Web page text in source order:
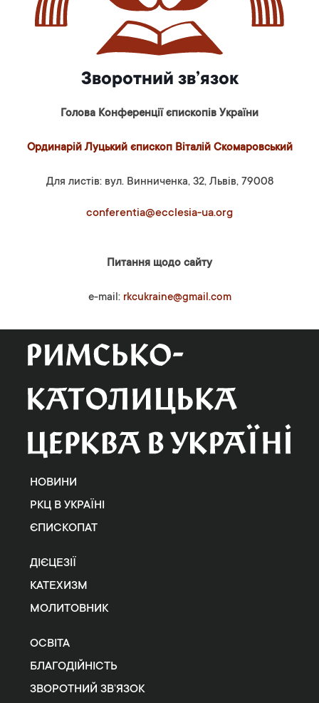
Зворотний зв’язок
Голова Конференції єпископів України
Ординарій Луцький єпископ Віталій Скомаровський
Для листів: вул. Винниченка, 32, Львів, 79008
conferentia@ecclesia-ua.org
Питання щодо сайту
e-mail: rkcukraine@gmail.com
НОВИНИ
РКЦ В УКРАЇНІ
ЄПИСКОПАТ
ДІЄЦЕЗІЇ
КАТЕХИЗМ
МОЛИТОВНИК
ОСВІТА
БЛАГОДІЙНІСТЬ
ЗВОРОТНИЙ ЗВ’ЯЗОК